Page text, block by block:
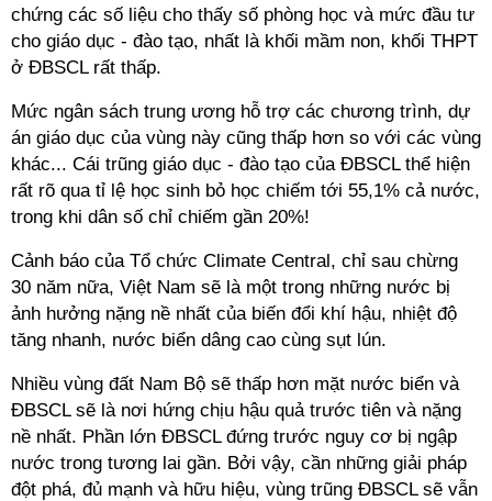
chứng các số liệu cho thấy số phòng học và mức đầu tư
cho giáo dục - đào tạo, nhất là khối mầm non, khối THPT
ở ĐBSCL rất thấp.
Mức ngân sách trung ương hỗ trợ các chương trình, dự
án giáo dục của vùng này cũng thấp hơn so với các vùng
khác... Cái trũng giáo dục - đào tạo của ĐBSCL thể hiện
rất rõ qua tỉ lệ học sinh bỏ học chiếm tới 55,1% cả nước,
trong khi dân số chỉ chiếm gần 20%!
Cảnh báo của Tổ chức Climate Central, chỉ sau chừng
30 năm nữa, Việt Nam sẽ là một trong những nước bị
ảnh hưởng nặng nề nhất của biến đổi khí hậu, nhiệt độ
tăng nhanh, nước biển dâng cao cùng sụt lún.
Nhiều vùng đất Nam Bộ sẽ thấp hơn mặt nước biển và
ĐBSCL sẽ là nơi hứng chịu hậu quả trước tiên và nặng
nề nhất. Phần lớn ĐBSCL đứng trước nguy cơ bị ngập
nước trong tương lai gần. Bởi vậy, cần những giải pháp
đột phá, đủ mạnh và hữu hiệu, vùng trũng ĐBSCL sẽ vẫn